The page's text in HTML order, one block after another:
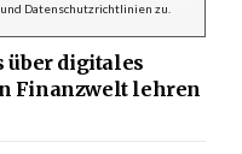
Datenschutzrichtlinien zu.
über digitales
Finanzwelt lehren